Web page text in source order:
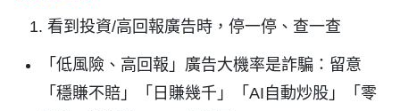
看到投資/高回報廣告時，停一停、查一查
「低風險、高回報」廣告大機率是詐騙：留意
「穩賺不賠」「日賺幾千」「 AI 自動炒股」「零